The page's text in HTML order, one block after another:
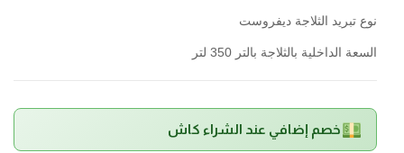
نوع تبريد الثلاجة ديفروست
السعة الداخلية بالثلاجة بالتر 350 لتر
خصم إضافي عند الشراء كاش